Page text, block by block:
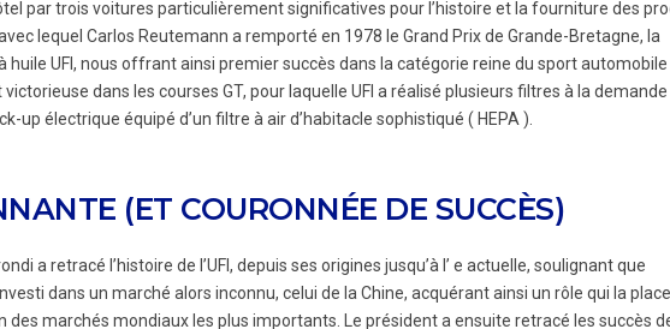
par trois voitures particulièrement significatives pour l’histoire et la fourniture des
lequel Carlos Reutemann a remporté en 1978 le Grand Prix de Grande-Bretagne, la
UFI, nous offrant ainsi premier succès dans la catégorie reine du sport automobile
dans les courses GT, pour laquelle UFI a réalisé plusieurs filtres à la demande
up électrique équipé d’un filtre à air d’habitacle sophistiqué ( HEPA ).
(ET COURONNÉE DE SUCCÈS)
a retracé l’histoire de l’UFI, depuis ses origines jusqu’à l’ e actuelle, soulignant que
dans un marché alors inconnu, celui de la Chine, acquérant ainsi un rôle qui la place
des marchés mondiaux les plus importants. Le président a ensuite retracé les succès